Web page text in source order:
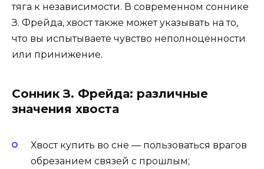
тяга к независимости. В современном соннике
З. Фрейда, хвост также может указывать на то,
что вы испытываете чувство неполноценности
или принижение.
Сонник З. Фрейда: различные
значения хвоста
Хвост купить во сне — пользоваться врагов
обрезанием связей с прошлым;